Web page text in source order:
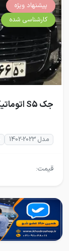
پیشنهاد ویژه
کارشناسی شده
جک S5 اتوماتیک مدل 2023-1402
مدل 2023-1402
قیمت: